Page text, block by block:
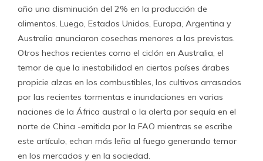
año una disminución del 2% en la producción de
alimentos. Luego, Estados Unidos, Europa, Argentina y
Australia anunciaron cosechas menores a las previstas.
Otros hechos recientes como el ciclón en Australia, el
temor de que la inestabilidad en ciertos países árabes
propicie alzas en los combustibles, los cultivos arrasados
por las recientes tormentas e inundaciones en varias
naciones de la África austral o la alerta por sequía en el
norte de China -emitida por la FAO mientras se escribe
este artículo, echan más leña al fuego generando temor
en los mercados y en la sociedad.